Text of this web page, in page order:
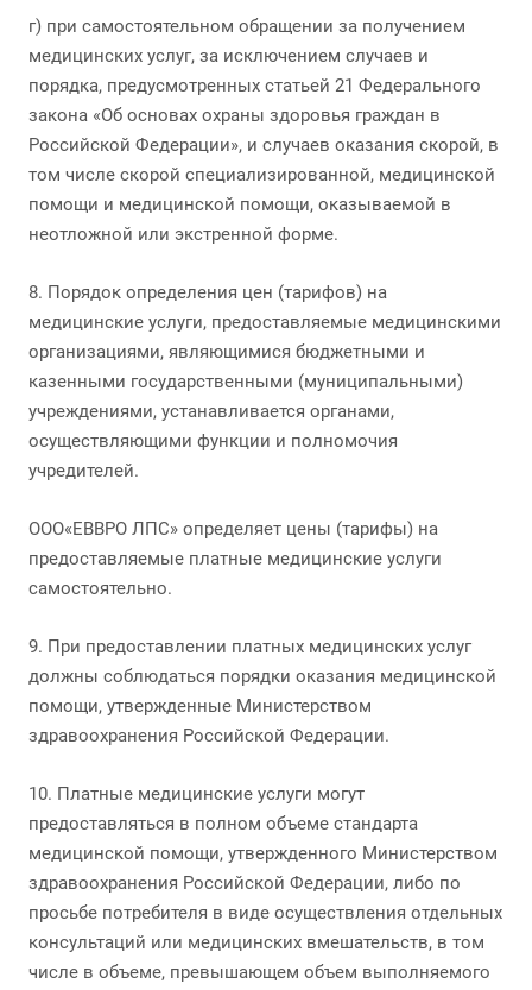
г) при самостоятельном обращении за получением
медицинских услуг, за исключением случаев и
порядка, предусмотренных статьей 21 Федерального
закона «Об основах охраны здоровья граждан в
Российской Федерации», и случаев оказания скорой, в
том числе скорой специализированной, медицинской
помощи и медицинской помощи, оказываемой в
неотложной или экстренной форме.
8. Порядок определения цен (тарифов) на
медицинские услуги, предоставляемые медицинскими
организациями, являющимися бюджетными и
казенными государственными (муниципальными)
учреждениями, устанавливается органами,
осуществляющими функции и полномочия
учредителей.
ООО«ЕВВРО ЛПС» определяет цены (тарифы) на
предоставляемые платные медицинские услуги
самостоятельно.
9. При предоставлении платных медицинских услуг
должны соблюдаться порядки оказания медицинской
помощи, утвержденные Министерством
здравоохранения Российской Федерации.
10. Платные медицинские услуги могут
предоставляться в полном объеме стандарта
медицинской помощи, утвержденного Министерством
здравоохранения Российской Федерации, либо по
просьбе потребителя в виде осуществления отдельных
консультаций или медицинских вмешательств, в том
числе в объеме, превышающем объем выполняемого